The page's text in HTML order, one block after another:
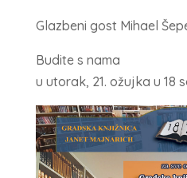
Glazbeni gost Mihael
Budite s nama
u utorak, 21. ožujka u 18